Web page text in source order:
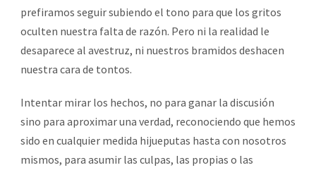
prefiramos seguir subiendo el tono para que los gritos
oculten nuestra falta de razón. Pero ni la realidad le
desaparece al avestruz, ni nuestros bramidos deshacen
nuestra cara de tontos.
Intentar mirar los hechos, no para ganar la discusión
sino para aproximar una verdad, reconociendo que hemos
sido en cualquier medida hijueputas hasta con nosotros
mismos, para asumir las culpas, las propias o las